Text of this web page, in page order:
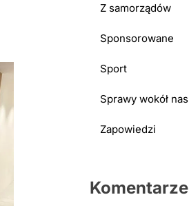
Z samorządów
Sponsorowane
Sport
Sprawy wokół nas
Zapowiedzi
Komentarze